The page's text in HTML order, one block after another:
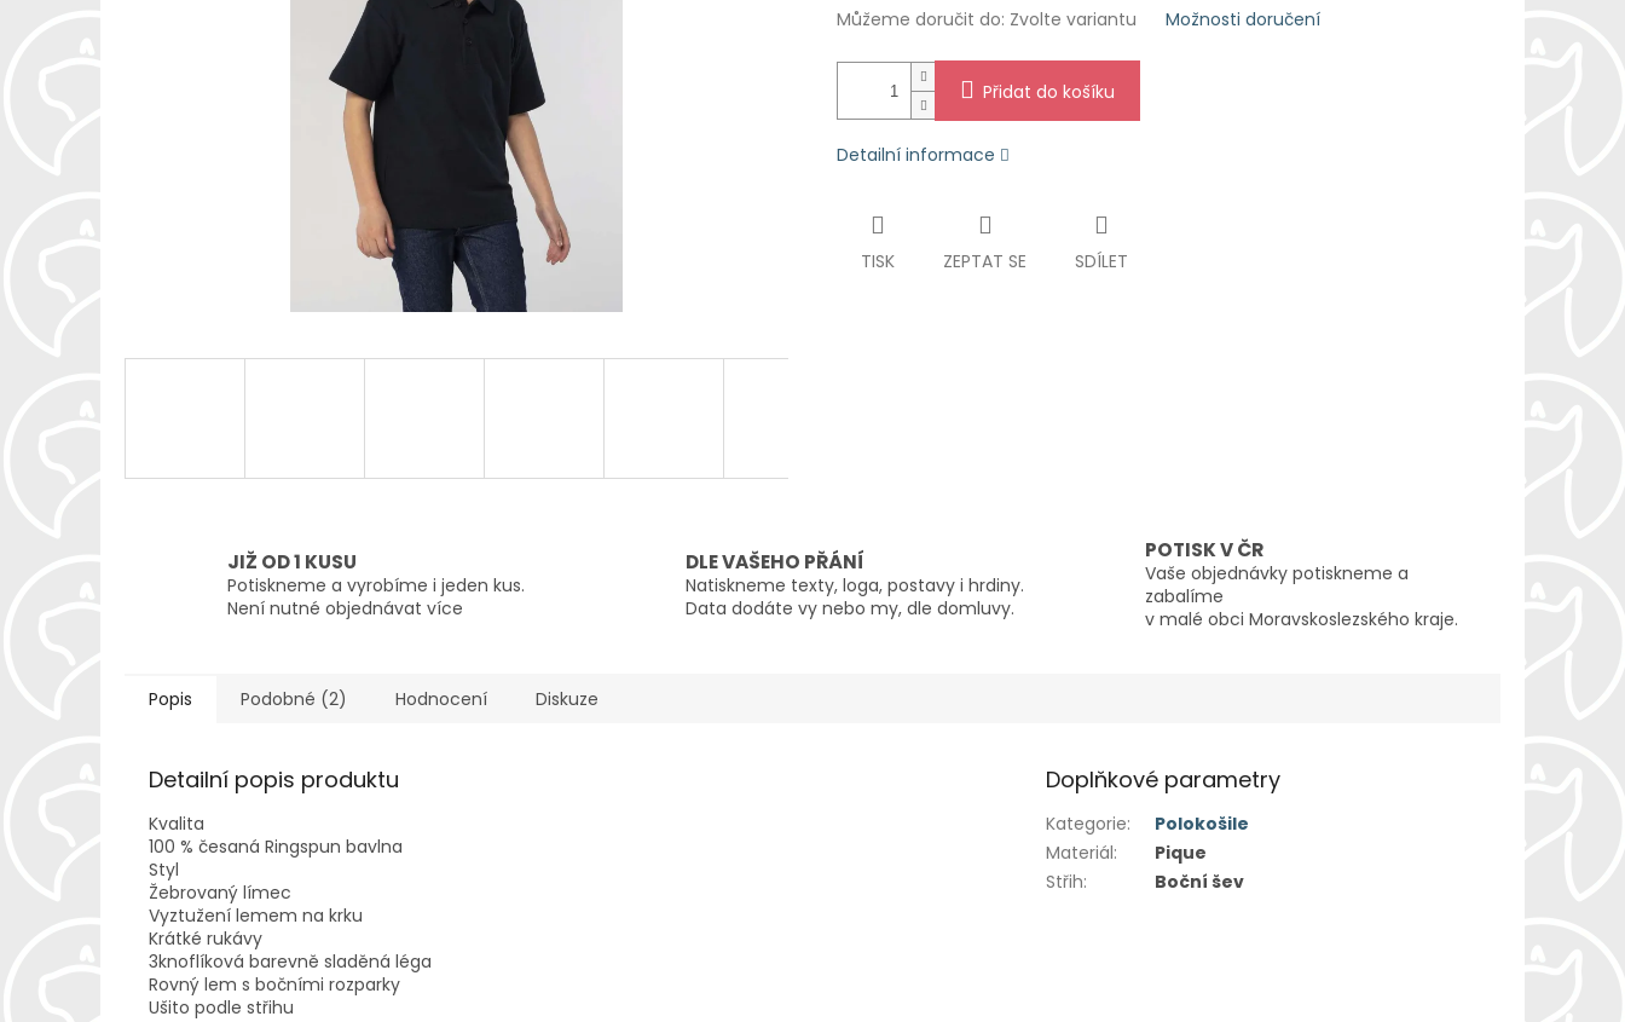
Můžeme doručit do: Zvolte variantu Možnosti doručení
Přidat do košíku
Detailní informace
TISK ZEPTAT SE SDÍLET
JIŽ OD 1 KUSU
Potiskneme a vyrobíme i jeden kus.
Není nutné objednávat více
DLE VAŠEHO PŘÁNÍ
Natiskneme texty, loga, postavy i hrdiny.
Data dodáte vy nebo my, dle domluvy.
POTISK V ČR
Vaše objednávky potiskneme a
zabalíme
v malé obci Moravskoslezského kraje.
Popis Podobné (2) Hodnocení Diskuze
Detailní popis produktu
Kvalita
100 % česaná Ringspun bavlna
Styl
Žebrovaný límec
Vyztužení lemem na krku
Krátké rukávy
3knoflíková barevně sladěná léga
Rovný lem s bočními rozparky
Ušito podle střihu
Doplňkové parametry
Kategorie:
Polokošile
Materiál:
Pique
Střih: Boční šev